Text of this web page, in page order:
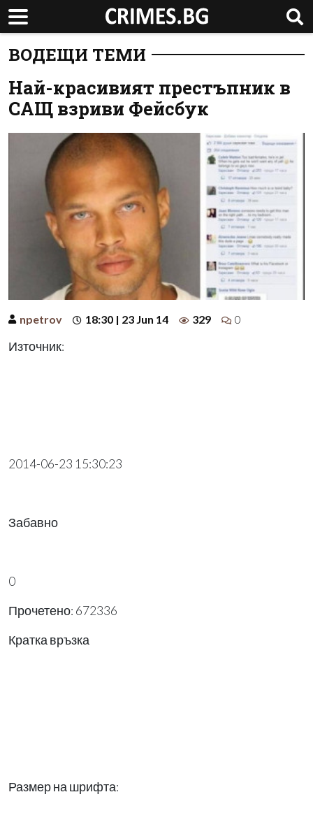
ВОДЕЩИ ТЕМИ
Най-красивият престъпник в
САЩ взриви Фейсбук
npetrov 18:30 | 23 Jun 14 329 0
Източник:
2014-06-23 15:30:23
Забавно
0
Прочетено: 672336
Кратка връзка
Размер на шрифта: